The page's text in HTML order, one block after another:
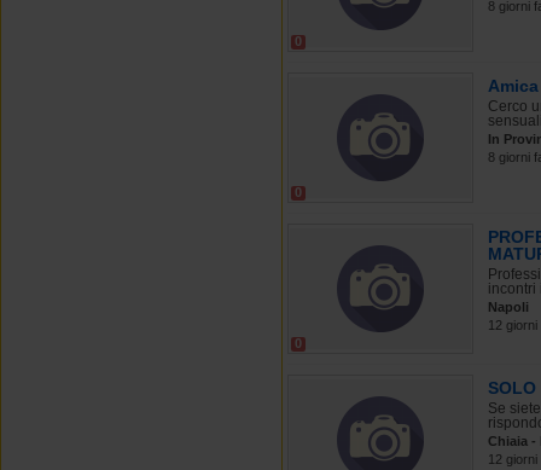
0
8 giorni
0
Cerco
In
8 giorni
0
incontri
Napoli
12
SOLO
Se
Chiaia -
12